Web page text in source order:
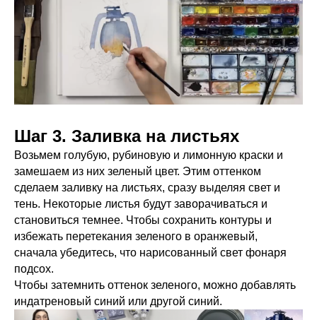
Шаг 3. Заливка на листьях
Возьмем голубую, рубиновую и лимонную краски и
замешаем из них зеленый цвет. Этим оттенком
сделаем заливку на листьях, сразу выделяя свет и
тень. Некоторые листья будут заворачиваться и
становиться темнее. Чтобы сохранить контуры и
избежать перетекания зеленого в оранжевый,
сначала убедитесь, что нарисованный свет фонаря
подсох.
Чтобы затемнить оттенок зеленого, можно добавлять
индатреновый синий или другой синий.